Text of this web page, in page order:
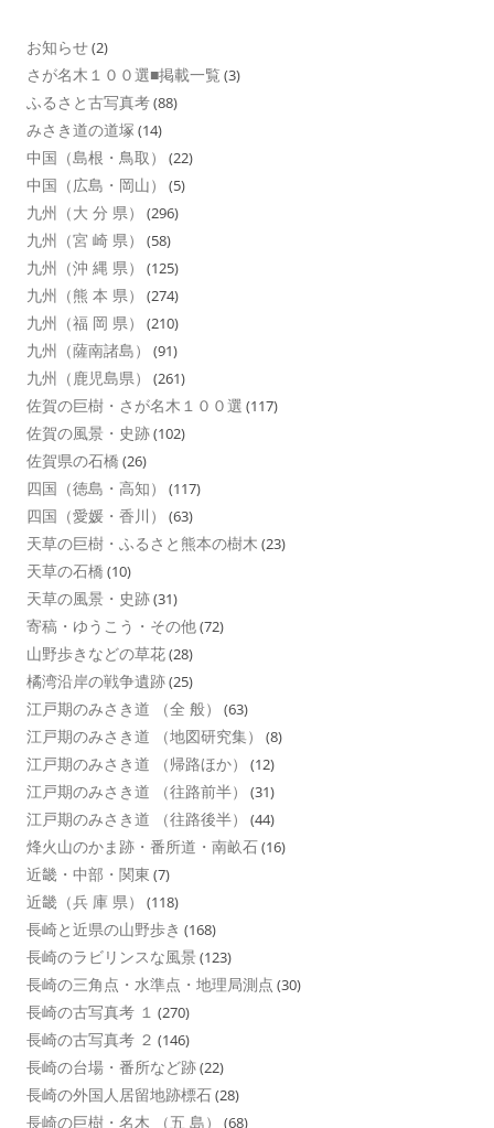
お知らせ(2)
さが名木１００選■掲載一覧 (3)
ふるさと古写真考(88)
みさき道の道塚 (14)
中国（島根・鳥取） (22)
中国（広島・岡山） (5)
九州（大 分 県） (296)
九州（宮 崎 県） (58)
九州（沖 縄 県） (125)
九州（熊 本 県） (274)
九州（福 岡 県） (210)
九州（薩南諸島） (91)
九州（鹿児島県） (261)
佐賀の巨樹・さが名木１００選 (117)
佐賀の風景・史跡(102)
佐賀県の石橋 (26)
四国（徳島・高知） (117)
四国（愛媛・香川） (63)
天草の巨樹・ふるさと熊本の樹木 (23)
天草の石橋 (10)
天草の風景・史跡(31)
寄稿・ゆうこう・その他(72)
山野歩きなどの草花(28)
橘湾沿岸の戦争遺跡(25)
江戸期のみさき道 （全 般） (63)
江戸期のみさき道 （地図研究集） (8)
江戸期のみさき道 （帰路ほか） (12)
江戸期のみさき道 （往路前半） (31)
江戸期のみさき道 （往路後半） (44)
烽火山のかま跡・番所道・南畝石(16)
近畿・中部・関東 (7)
近畿（兵 庫 県） (118)
長崎と近県の山野歩き (168)
長崎のラビリンスな風景 (123)
長崎の三角点・水準点・地理局測点 (30)
長崎の古写真考 １ (270)
長崎の古写真考 ２ (146)
長崎の台場・番所など跡(22)
長崎の外国人居留地跡標石(28)
長崎の巨樹・名木 （五 島） (68)